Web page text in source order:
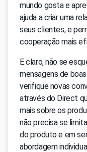
mundo gosta e
ajuda a criar uma
seus clientes, e
cooperação mais
E claro, não se
mensagens de
verifique novas
através do Direct
mais sobre os
não precisa se
do produto e em
abordagem